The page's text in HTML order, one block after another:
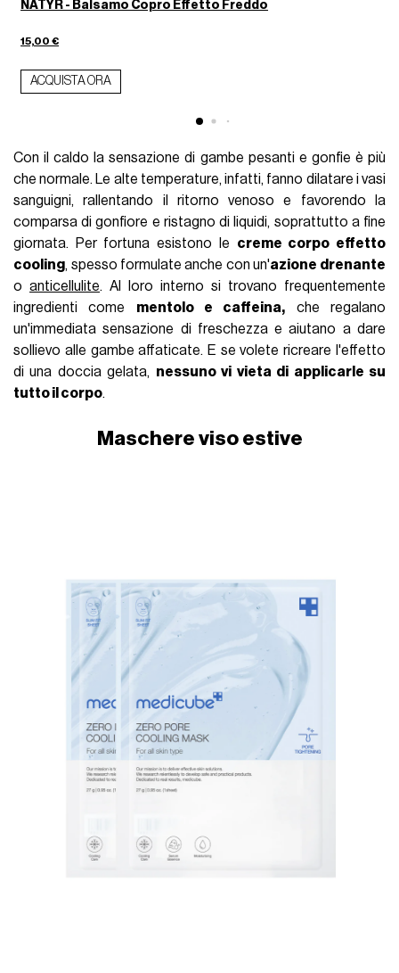
NATYR - Balsamo Copro Effetto Freddo
15,00 €
ACQUISTA ORA
Con il caldo la sensazione di gambe pesanti e gonfie è più
che normale. Le alte temperature, infatti, fanno dilatare i vasi
sanguigni, rallentando il ritorno venoso e favorendo la
comparsa di gonfiore e ristagno di liquidi, soprattutto a fine
giornata. Per fortuna esistono le creme corpo effetto
cooling, spesso formulate anche con un'azione drenante
oanticellulite. Al loro interno si trovano frequentemente
ingredienti come mentolo e caffeina, che regalano
un'immediata sensazione di freschezza e aiutano a dare
sollievo alle gambe affaticate. E se volete ricreare l'effetto
di una doccia gelata, nessuno vi vieta di applicarle su
tutto il corpo.
Maschere viso estive